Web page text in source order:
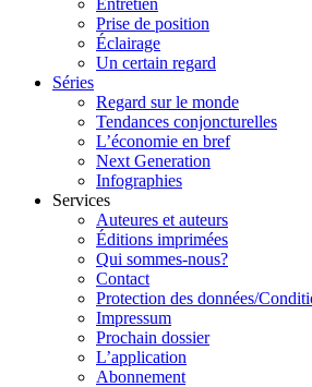
Entretien
Prise de position
Éclairage
Un certain regard
Séries
Regard sur le monde
Tendances conjoncturelles
L’économie en bref
Next Generation
Infographies
Services
Auteures et auteurs
Éditions imprimées
Qui sommes-nous?
Contact
Protection des données/
Impressum
Prochain dossier
L’application
Abonnement